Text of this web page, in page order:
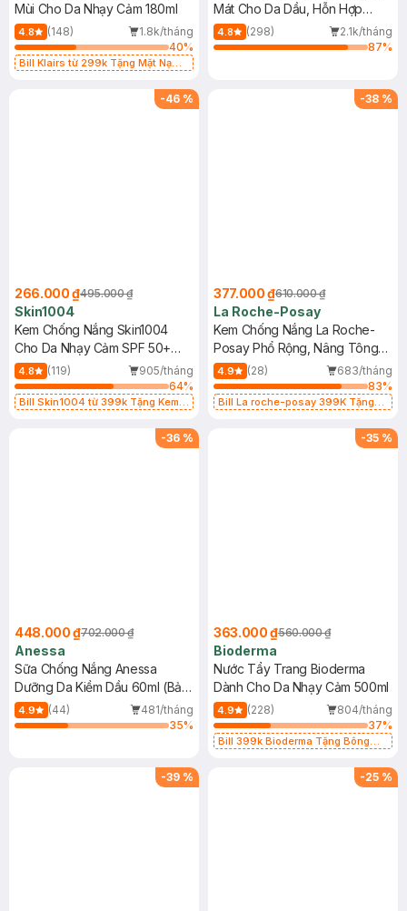
Mùi Cho Da Nhạy Cảm 180ml
4.8 (148)
1.8k/tháng
40%
Bill Klairs từ 299k Tặng Mặt Nạ
Mát Cho Da Dầu, Hỗn Hợp
400ml
4.8 (298)
2.1k/tháng
87%
-46 %
266.000 ₫495.000 ₫
Skin1004
Kem Chống Nắng Skin1004
Cho Da Nhạy Cảm SPF 50+
50ml
4.8 (119)
905/tháng
64%
Bill Skin1004 từ 399k Tặng Kem
-38 %
377.000 ₫610.000 ₫
La Roche-Posay
Kem Chống Nắng La Roche-
Posay Phổ Rộng, Nâng Tông
Kiềm Dầu 50ml
4.9 (28)
683/tháng
83%
Bill La roche-posay 399K Tặng
-36 %
448.000 ₫702.000 ₫
Anessa
Sữa Chống Nắng Anessa
Dưỡng Da Kiềm Dầu 60ml (Bản
Mới)
4.9 (44)
481/tháng
35%
-35 %
363.000 ₫560.000 ₫
Bioderma
Nước Tẩy Trang Bioderma
Dành Cho Da Nhạy Cảm 500ml
4.9 (228)
804/tháng
37%
Bill 399k Bioderma Tặng Bông
-39 % -25 %